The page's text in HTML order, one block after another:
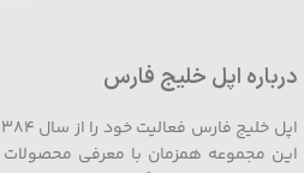
درباره اپل خلیج فارس
این مجموعه همزمان با معرفی محصولات